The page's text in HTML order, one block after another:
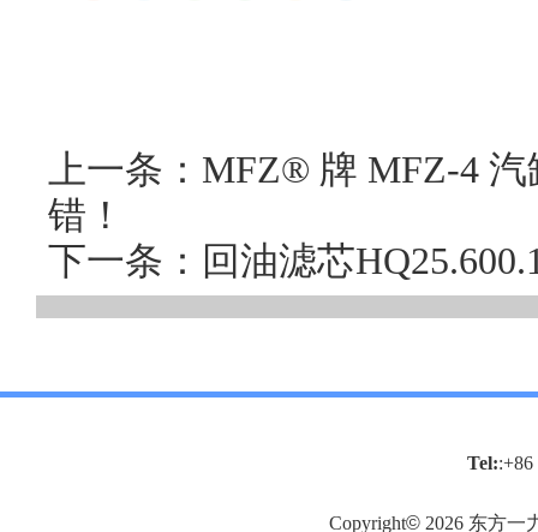
上一条：MFZ® 牌 MFZ-4
错！
下一条：回油滤芯
Tel::+86
Copyright© 2026 东方一